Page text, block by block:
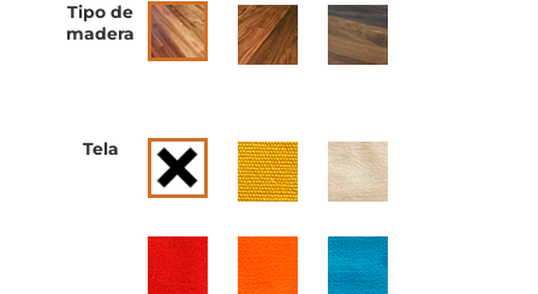
Tipo de
madera
Tela